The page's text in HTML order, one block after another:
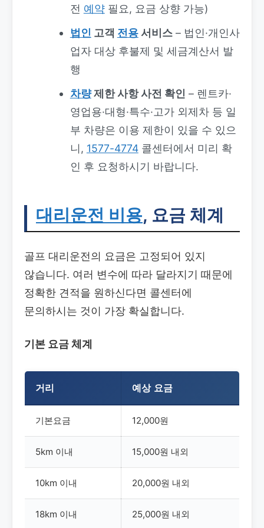
전 예약필요, 요금 상향 가능)
법인 고객 전용서비스– 법인·개인사
업자 대상 후불제 및 세금계산서 발
행
차량제한 사항 사전 확인 – 렌트카·
영업용·대형·특수·고가 외제차 등 일
부 차량은 이용 제한이 있을 수 있으
니, 1577-4774콜센터에서 미리 확
인 후 요청하시기 바랍니다.
대리운전 비용, 요금 체계
골프 대리운전의 요금은 고정되어 있지
않습니다. 여러 변수에 따라 달라지기 때문에
정확한 견적을 원하신다면 콜센터에
문의하시는 것이 가장 확실합니다.
기본 요금 체계
거리 예상 요금
기본요금 12,000원
5km 이내 15,000원 내외
10km 이내 20,000원 내외
18km 이내 25,000원 내외